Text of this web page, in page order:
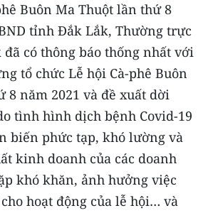
Buôn Ma Thuột lần thứ 8
tỉnh Đắk Lắk, Thường trực
có thông báo thống nhất với
tổ chức Lễ hội Cà-phê Buôn
8 năm 2021 và đề xuất dời
tình hình dịch bệnh Covid-19
biến phức tạp, khó lường và
kinh doanh của các doanh
khó khăn, ảnh hưởng việc
hoạt động của lễ hội… và